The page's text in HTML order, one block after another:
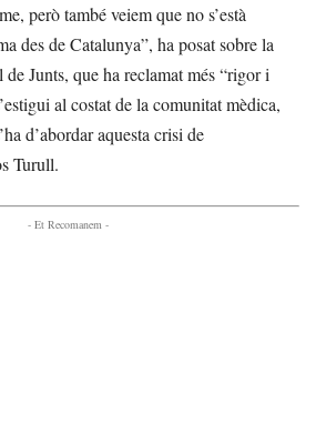
però també veiem que no s’està
des de Catalunya”, ha posat sobre la
de Junts, que ha reclamat més “rigor i
al costat de la comunitat mèdica,
d’abordar aquesta crisi de
Turull.
- Et Recomanem -